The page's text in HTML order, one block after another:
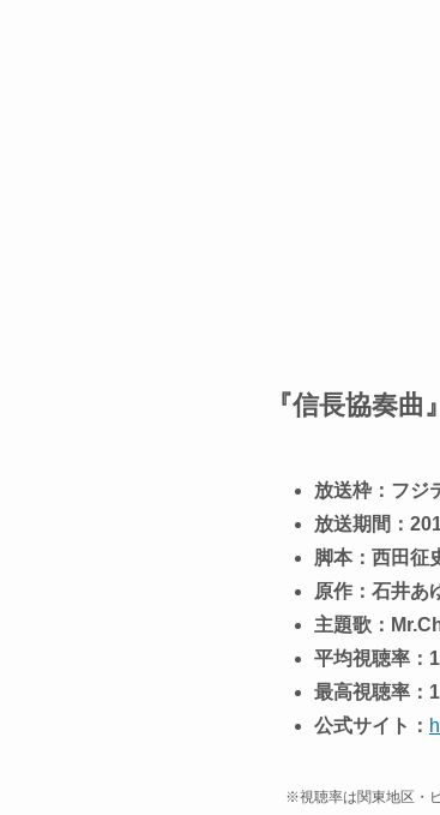
『信長協奏曲
放送枠：フジ
放送期間：
脚本：西田征
原作：石井あ
主題歌：
平均視聴率：
最高視聴率：
公式サイト：
※視聴率は関東地区・